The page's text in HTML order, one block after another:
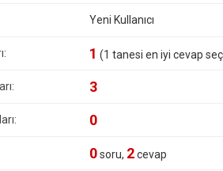
Yeni Kullanıcı
1 (1 tanesi en iyi cevap
3
0
0soru, 2cevap